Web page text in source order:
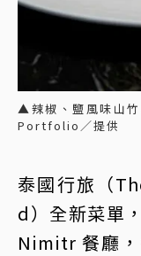
▲辣椒、鹽風味山
Portfolio／提供
泰國行旅（
d）全新菜單
Nimitr 餐廳